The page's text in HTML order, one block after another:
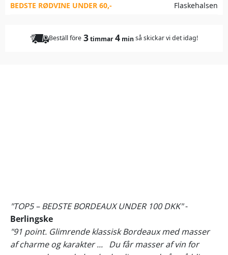
BEDSTE RØDVINE UNDER 60,-
Flaskehalsen
Beställ före 3timmar4min så skickar vi det idag!
"TOP5 – BEDSTE BORDEAUX UNDER 100 DKK"-
Berlingske
"91 point. Glimrende klassisk Bordeaux med masser
af charme og karakter ... Du får masser af vin for